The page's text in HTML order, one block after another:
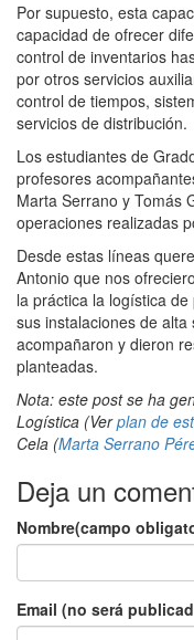
Por supuesto, esta
capacidad de ofrecer
control de inventarios
por otros servicios
control de tiempos,
servicios de distribución.
Los estudiantes de
profesores
Marta Serrano y Tomás
operaciones realizadas
Desde estas líneas
Antonio que nos
la práctica la logística
sus instalaciones de
acompañaron y dieron
planteadas.
Nota: este post se ha
Logística (Verplan de
Cela (Marta Serrano
Deja un
Nombre(campo
Email (no será